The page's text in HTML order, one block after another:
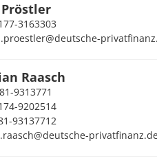
3163303
Raasch
9313771
9202514
93137712